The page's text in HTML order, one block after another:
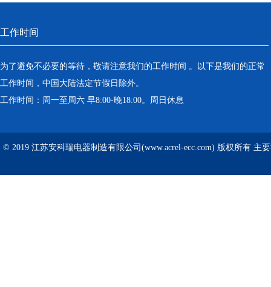
工作时间
为了避免不必要的等待，敬请注意我们的工作时间 。以下是我们的正常
工作时间，中国大陆法定节假日除外。
工作时间：周一至周六 早8:00-晚18:00。周日休息
© 2019 江苏安科瑞电器制造有限公司(www.acrel-ecc.com) 版权所有 主